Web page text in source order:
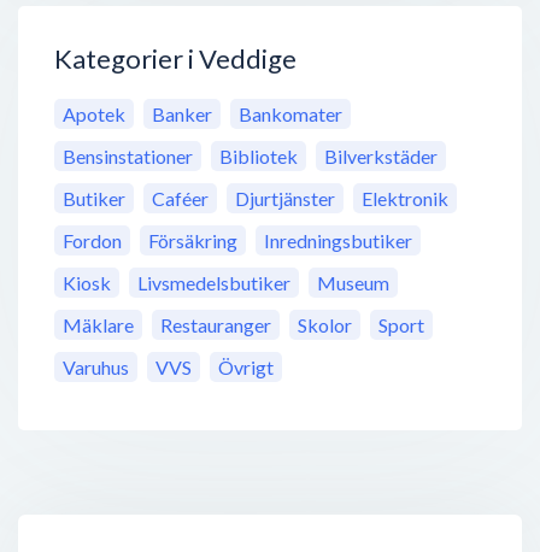
Kategorier i Veddige
Apotek Banker
Bankomater
Bensinstationer
Bibliotek
Bilverkstäder
Butiker
Caféer Djurtjänster
Elektronik
Fordon
Försäkring
Inredningsbutiker
Kiosk
Livsmedelsbutiker
Museum
Mäklare
Restauranger Skolor
Sport
Varuhus
VVS Övrigt